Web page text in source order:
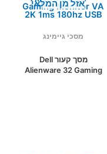
אזל מן המלאי
מסכי גיימינג
מסך קעור Dell
Alienware 32 Gaming